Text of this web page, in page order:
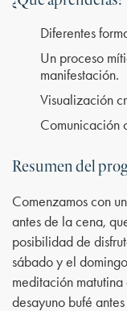
Diferentes
Un proceso
manifestación.
Visualización
Comunicación
Resumen del
Comenzamos con
antes de la cena,
posibilidad de
sábado y el
meditación
desayuno bufé